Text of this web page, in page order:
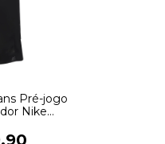
Pré-jogo
Nike
branco